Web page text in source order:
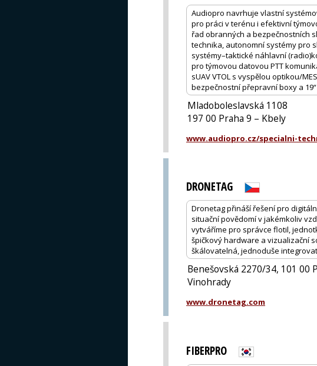
Audiopro navrhuje vlastní
pro práci v terénu i efektivní
řad obranných a bezpečnostních
technika, autonomní systémy pro
systémy–taktické náhlavní
pro týmovou datovou PTT
sUAV VTOL s vyspělou optikou/
bezpečnostní přepravní boxy a
Mladoboleslavská 1108
197 00 Praha 9 – Kbely
www.audiopro.cz/specialni-
DRONETAG
Dronetag přináší řešení pro
situační povědomí v jakémkoliv
vytváříme pro správce flotil,
špičkový hardware a vizualizační
škálovatelná, jednoduše
Benešovská 2270/34, 101 00
Vinohrady
www.dronetag.com
FIBERPRO